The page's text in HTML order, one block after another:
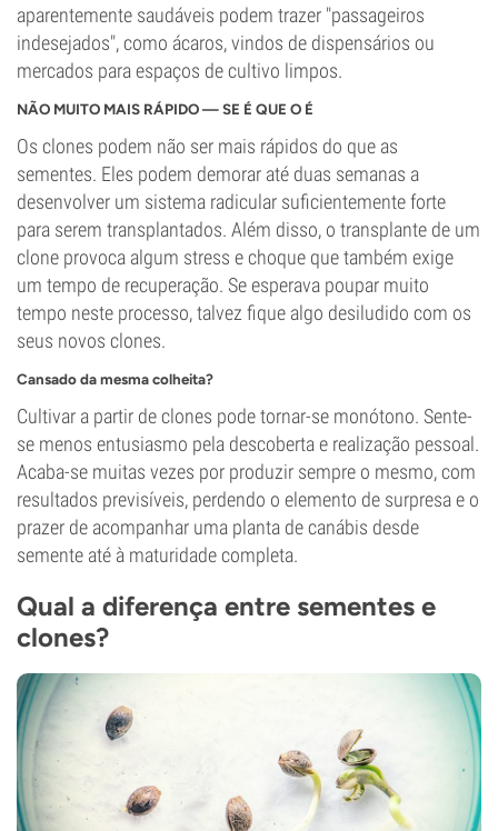
aparentemente saudáveis podem trazer "passageiros
indesejados", como ácaros, vindos de dispensários ou
mercados para espaços de cultivo limpos.
NÃO MUITO MAIS RÁPIDO — SE É QUE O É
Os clones podem não ser mais rápidos do que as
sementes. Eles podem demorar até duas semanas a
desenvolver um sistema radicular suficientemente forte
para serem transplantados. Além disso, o transplante de um
clone provoca algum stress e choque que também exige
um tempo de recuperação. Se esperava poupar muito
tempo neste processo, talvez fique algo desiludido com os
seus novos clones.
Cansado da mesma colheita?
Cultivar a partir de clones pode tornar-se monótono. Sente-
se menos entusiasmo pela descoberta e realização pessoal.
Acaba-se muitas vezes por produzir sempre o mesmo, com
resultados previsíveis, perdendo o elemento de surpresa e o
prazer de acompanhar uma planta de canábis desde
semente até à maturidade completa.
Qual a diferença entre sementes e
clones?